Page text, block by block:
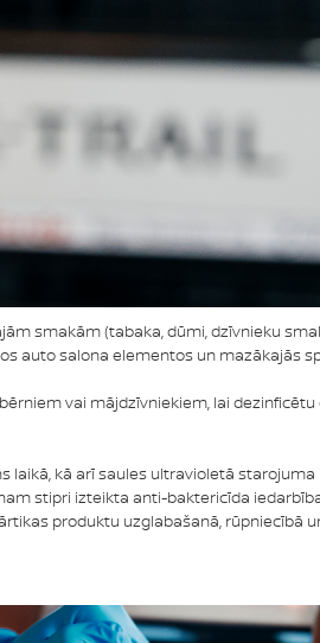
smakām (tabaka, dūmi, dzīvnieku
auto salona elementos un mazākajās
vai mājdzīvniekiem, lai
kā arī saules ultravioletā
stipri izteikta anti-baktericīda
produktu uzglabašanā, rūpniecībā